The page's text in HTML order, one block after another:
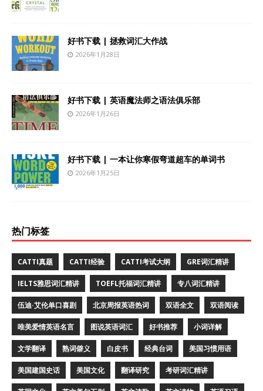
好书下载 | 拯救词汇大作战
2026年1月28日
好书下载 | 英语魔法师之语法俱乐部
2026年1月26日
好书下载 | 一本让你寒假弯道超车的单词书
2026年1月25日
热门标签
CATTI真题 CATTI经验 CATTI考试大纲 GRE词汇精讲
IELTS雅思词汇精讲 TOEFL托福词汇精讲 专八词汇精讲
伍迪·艾伦单口喜剧 北京周报英语热词 双语全文 双语阅读
唯美爱情英语名言 图说英语词汇 好书推荐 小词详解
文学翻译 熟词僻义 白皮书 经典台词 美国习惯用语
美国建国史话 美国文化 翻译研究 考研词汇精讲